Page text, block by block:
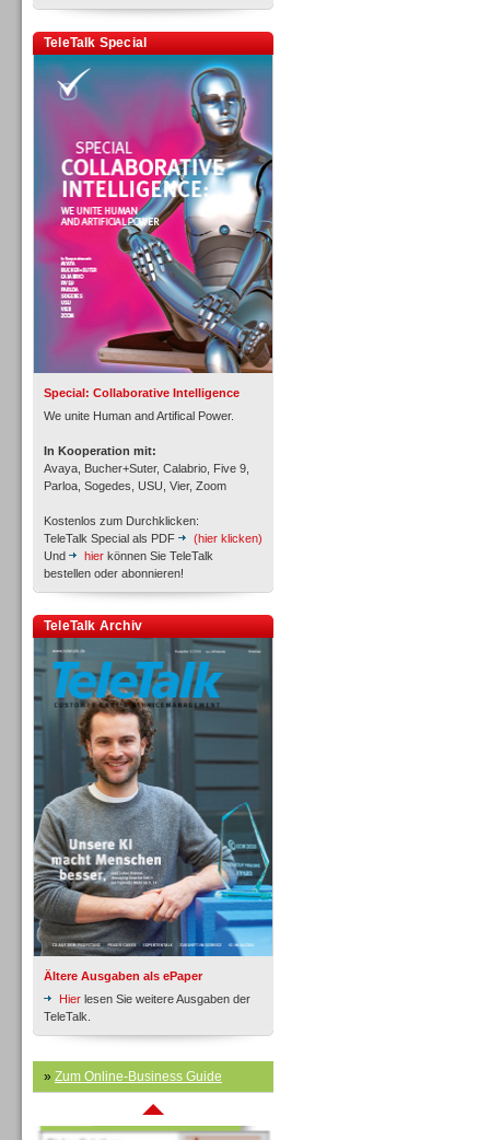
TeleTalk Special
Special: Collaborative Intelligence
We unite Human and Artifical Power.
In Kooperation mit:
Avaya, Bucher+Suter, Calabrio, Five 9,
Parloa, Sogedes, USU, Vier, Zoom
Kostenlos zum Durchklicken:
TeleTalk Special als PDF
(hier klicken)
Und
hier können Sie TeleTalk
bestellen oder abonnieren!
TeleTalk Archiv
Ältere Ausgaben als ePaper
Hier lesen Sie weitere Ausgaben der
TeleTalk.
» Zum Online-Business Guide
Personal
Personal
Inbound
Inbound
Inbound
Inbound